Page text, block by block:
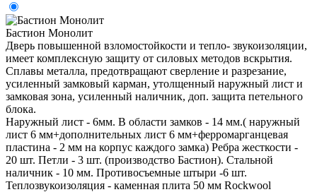
Бастион Монолит
Дверь повышенной взломостойкости и тепло- звукоизоляции,
имеет комплексную защиту от силовых методов вскрытия.
Сплавы металла, предотвращают сверление и разрезание,
усиленный замковый карман, утолщенный наружный лист и
замковая зона, усиленный наличник, доп. защита петельного
блока.
Наружный лист - 6мм. В области замков - 14 мм.( наружный
лист 6 мм+дополнительных лист 6 мм+ферромарганцевая
пластина - 2 мм на корпус каждого замка) Ребра жесткости -
20 шт. Петли - 3 шт. (производство Бастион). Стальной
наличник - 10 мм. Противосъемные штыри -6 шт.
Теплозвукоизоляция - каменная плита 50 мм Rockwool